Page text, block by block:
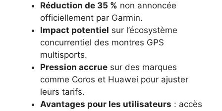
Réduction de 35 % non annoncée
officiellement par Garmin.
Impact potentiel sur l’écosystème
concurrentiel des montres GPS
multisports.
Pression accrue sur des marques
comme Coros et Huawei pour ajuster
leurs tarifs.
Avantages pour les utilisateurs : accès